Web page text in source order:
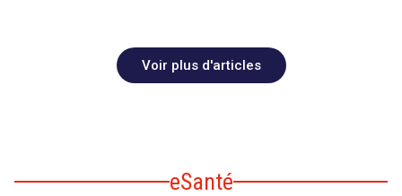
Voir plus d'articles
eSanté